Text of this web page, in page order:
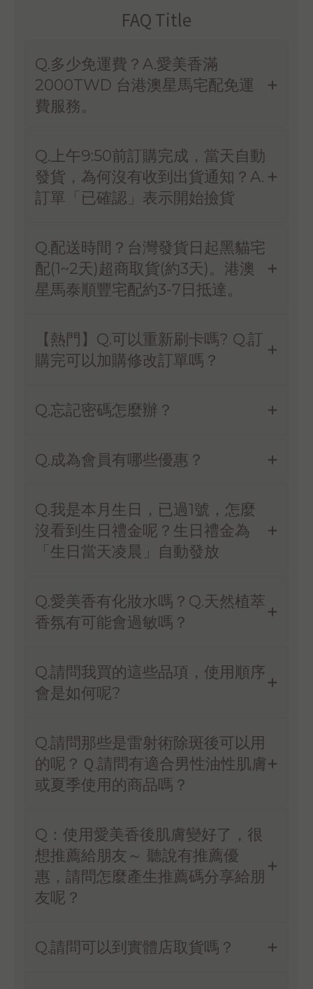
FAQ Title
Q.多少免運費？A.愛美香滿
2000TWD 台港澳星馬宅配免運
費服務。
Q.上午9:50前訂購完成，當天自動
發貨，為何沒有收到出貨通知？A.
訂單「已確認」表示開始撿貨
Q.配送時間？台灣發貨日起黑貓宅
配(1~2天)超商取貨(約3天)。港澳
星馬泰順豐宅配約3-7日抵達。
【熱門】Q.可以重新刷卡嗎? Q.訂
購完可以加購修改訂單嗎？
Q.忘記密碼怎麼辦？
Q.成為會員有哪些優惠？
Q.我是本月生日，已過1號，怎麼
沒看到生日禮金呢？生日禮金為
「生日當天凌晨」自動發放
Q.愛美香有化妝水嗎？Q.天然植萃
香氛有可能會過敏嗎？
Q.請問我買的這些品項，使用順序
會是如何呢?
Q.請問那些是雷射術除斑後可以用
的呢？Ｑ.請問有適合男性油性肌膚
或夏季使用的商品嗎？
Q：使用愛美香後肌膚變好了，很
想推薦給朋友～ 聽說有推薦優
惠，請問怎麼產生推薦碼分享給朋
友呢？
Q.請問可以到實體店取貨嗎？